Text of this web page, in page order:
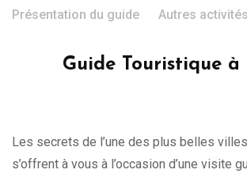
Présentation du guide Autres
Guide Touristique à
Les secrets de l’une des plus belles
s’offrent à vous à l’occasion d’une visite